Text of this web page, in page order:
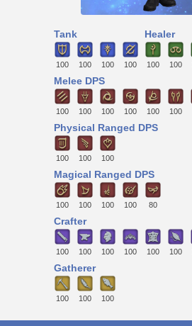
Tank
100 100 100 100
Healer
100 100
Melee DPS
100 100 100 100 100 100
Physical Ranged DPS
100 100 100
Magical Ranged DPS
100 100 100 100 80
Crafter
100 100 100 100 100 100
Gatherer
100 100 100